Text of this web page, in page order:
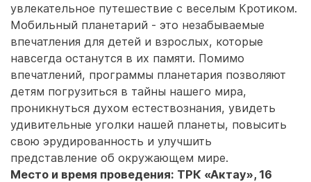
увлекательное путешествие с веселым Кротиком.
Мобильный планетарий - это незабываемые
впечатления для детей и взрослых, которые
навсегда останутся в их памяти. Помимо
впечатлений, программы планетария позволяют
детям погрузиться в тайны нашего мира,
проникнуться духом естествознания, увидеть
удивительные уголки нашей планеты, повысить
свою эрудированность и улучшить
представление об окружающем мире.
Место и время проведения: ТРК «Актау», 16